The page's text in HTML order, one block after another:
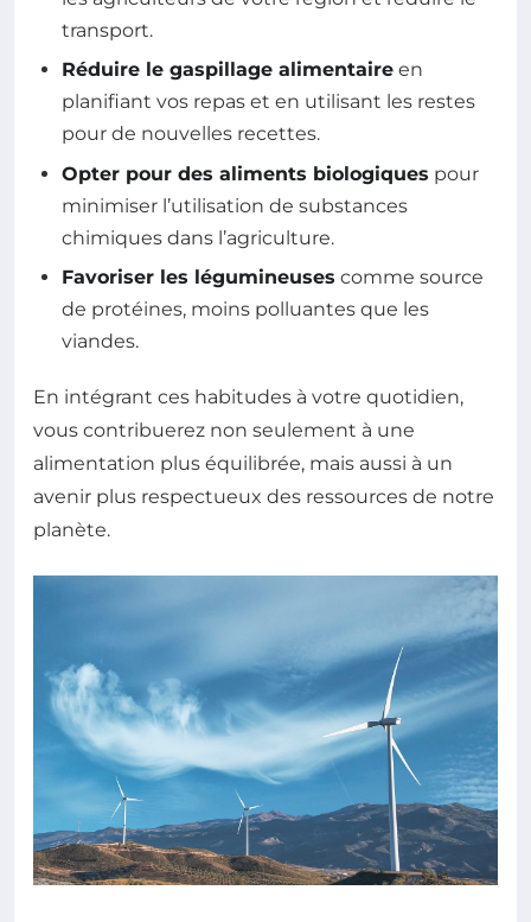
transport.
Réduire le gaspillage alimentaire en
planifiant vos repas et en utilisant les restes
pour de nouvelles recettes.
Opter pour des aliments biologiques pour
minimiser l’utilisation de substances
chimiques dans l’agriculture.
Favoriser les légumineuses comme source
de protéines, moins polluantes que les
viandes.
En intégrant ces habitudes à votre quotidien,
vous contribuerez non seulement à une
alimentation plus équilibrée, mais aussi à un
avenir plus respectueux des ressources de notre
planète.